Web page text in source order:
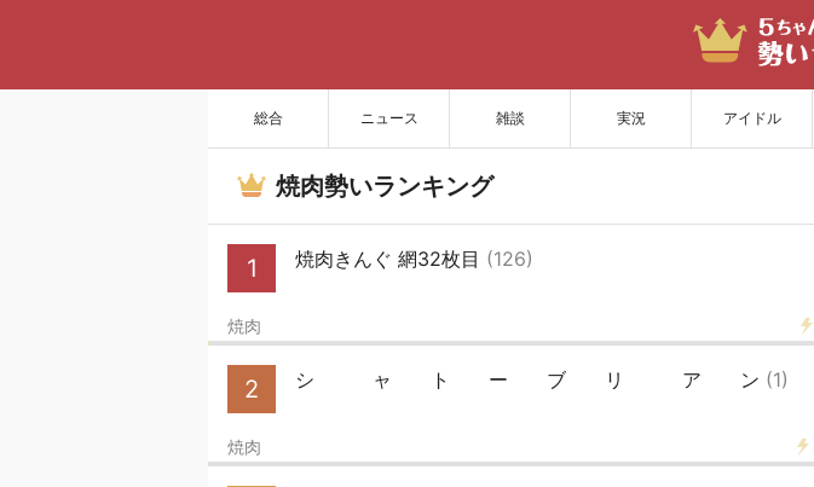
総合 ニュース 雑談 実況 アイドル
焼肉勢いランキング
1 焼肉きんぐ 網32枚目 (126)
焼肉
2 シ ャ ト ー ブ リ ア ン (1)
焼肉